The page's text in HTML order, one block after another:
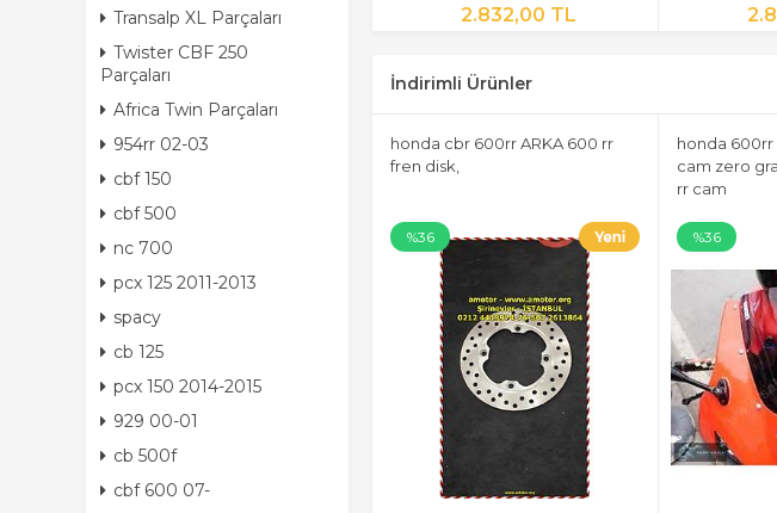
Transalp XL Parçaları
Twister CBF 250
Parçaları
Africa Twin Parçaları
954rr 02-03
cbf 150
cbf 500
nc 700
pcx 125 2011-2013
spacy
cb 125
pcx 150 2014-2015
929 00-01
cb 500f
cbf 600 07-
2.832,00 TL
İndirimli Ürünler
honda cbr 600rr ARKA 600 rr
fren disk,
%36
honda
cam zero
rr cam
%36